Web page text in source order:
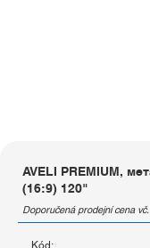
AVELI PREMIUM,
(16:9) 120"
Doporučená prodejní cena
Kód: